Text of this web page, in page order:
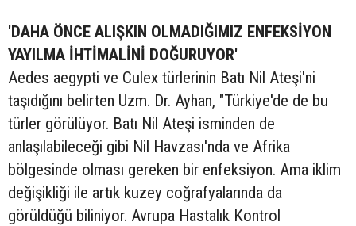
'DAHA ÖNCE ALIŞKIN OLMADIĞIMIZ ENFEKSİYON
YAYILMA İHTİMALİNİ DOĞURUYOR'
Aedes aegypti ve Culex türlerinin Batı Nil Ateşi'ni
taşıdığını belirten Uzm. Dr. Ayhan, "Türkiye'de de bu
türler görülüyor. Batı Nil Ateşi isminden de
anlaşılabileceği gibi Nil Havzası'nda ve Afrika
bölgesinde olması gereken bir enfeksiyon. Ama iklim
değişikliği ile artık kuzey coğrafyalarında da
görüldüğü biliniyor. Avrupa Hastalık Kontrol